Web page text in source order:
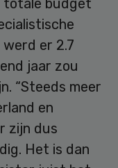
er 2.7
jaar zou
“Steeds meer
en
zijn dus
Het is dan